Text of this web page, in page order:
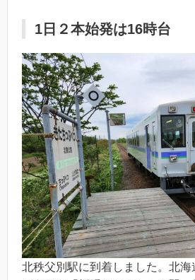
1日２本始発は16時台
北秩父別駅に到着しました。北海